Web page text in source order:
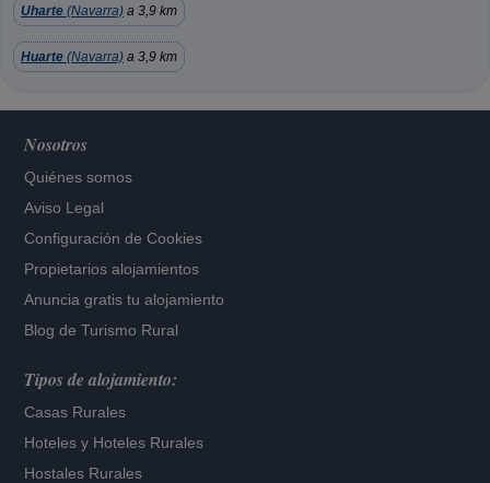
Uharte (Navarra) a 3,9 km
Huarte (Navarra) a 3,9 km
Nosotros
Quiénes somos
Aviso Legal
Configuración de Cookies
Propietarios alojamientos
Anuncia gratis tu alojamiento
Blog de Turismo Rural
Tipos de alojamiento:
Casas Rurales
Hoteles y Hoteles Rurales
Hostales Rurales